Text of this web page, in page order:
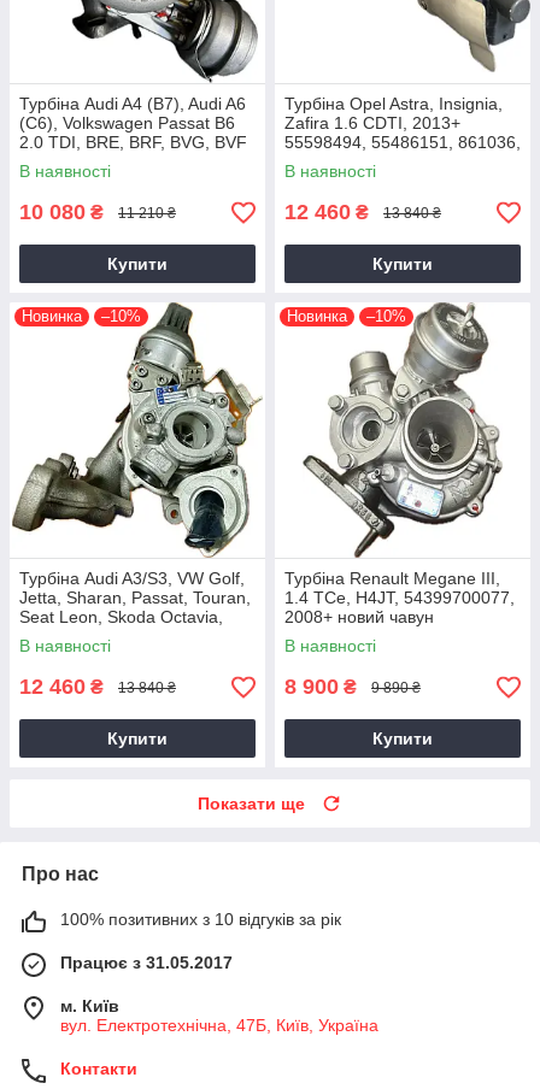
Турбіна Audi A4 (B7), Audi A6
(C6), Volkswagen Passat B6
2.0 TDI, BRE, BRF, BVG, BVF
2004+
В наявності
10 080 ₴ 11 210 ₴
Купити
Турбіна Opel Astra, Insignia,
Zafira 1.6 CDTI, 2013+
55598494, 55486151, 861036,
54389700021, 54389700003
В наявності
12 460 ₴ 13 840 ₴
Купити
Новинка –10%
Турбіна Audi A3/S3, VW Golf,
Jetta, Sharan, Passat, Touran,
Seat Leon, Skoda Octavia,
Superb 2.0 TDI, CKRA
В наявності
12 460 ₴ 13 840 ₴
Купити
Новинка –10%
Турбіна Renault Megane III,
1.4 TCe, H4JT, 54399700077,
2008+ новий чавун
В наявності
8 900 ₴ 9 890 ₴
Купити
Показати ще
Про нас
100% позитивних з 10 відгуків за рік
Працює з 31.05.2017
м. Київ
вул. Електротехнічна, 47Б, Київ, Україна
Контакти